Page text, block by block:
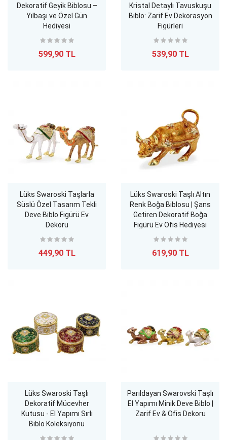
Dekoratif Geyik Biblosu –
Yılbaşı ve Özel Gün
Hediyesi
599,90 TL
Kristal Detaylı Tavuskuşu
Biblo: Zarif Ev Dekorasyon
Figürleri
539,90 TL
Lüks Swaroski Taşlarla
Süslü Özel Tasarım Tekli
Deve Biblo Figürü Ev
Dekoru
449,90 TL
Lüks Swaroski Taşlı Altın
Renk Boğa Biblosu | Şans
Getiren Dekoratif Boğa
Figürü Ev Ofis Hediyesi
619,90 TL
Lüks Swaroski Taşlı
Dekoratif Mücevher
Kutusu - El Yapımı Sırlı
Biblo Koleksiyonu
Parıldayan Swarovski Taşlı
El Yapımı Minik Deve Biblo |
Zarif Ev & Ofis Dekoru